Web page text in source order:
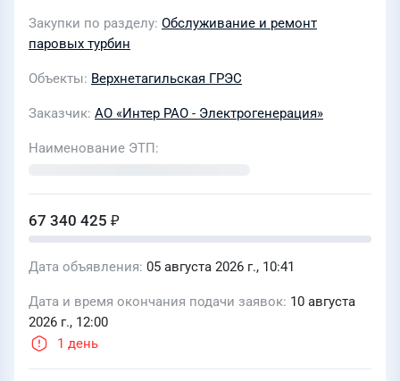
Закупки по разделу Обслуживание и ремонт
паровых турбин
Объекты Верхнетагильская ГРЭС
Заказчик АО «Интер РАО - Электрогенерация»
Наименование ЭТП
67 340 425 ₽
Дата объявления 05 августа 2026 г., 10:41
Дата и время окончания подачи заявок 10 августа
2026 г., 12:00
1 день